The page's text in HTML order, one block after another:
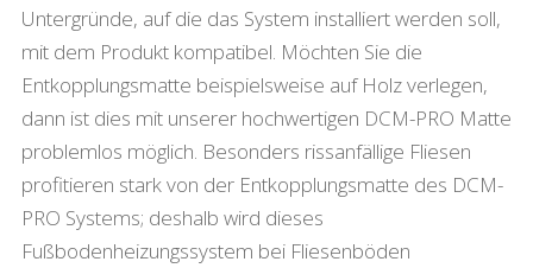
Untergründe, auf die das System installiert werden soll,
mit dem Produkt kompatibel. Möchten Sie die
Entkopplungsmatte beispielsweise auf Holz verlegen,
dann ist dies mit unserer hochwertigen DCM-PRO Matte
problemlos möglich. Besonders rissanfällige Fliesen
profitieren stark von der Entkopplungsmatte des DCM-
PRO Systems; deshalb wird dieses
Fußbodenheizungssystem bei Fliesenböden